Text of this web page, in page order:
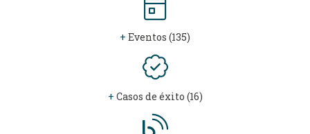
+ Eventos (135)
+ Casos de éxito (16)